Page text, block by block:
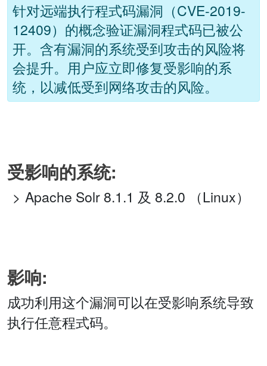
针对远端执行程式码漏洞（CVE-2019-
12409）的概念验证漏洞程式码已被公
开。含有漏洞的系统受到攻击的风险将
会提升。用户应立即修复受影响的系
统，以减低受到网络攻击的风险。
受影响的系统:
Apache Solr 8.1.1 及 8.2.0 （Linux）
影响:
成功利用这个漏洞可以在受影响系统导致
执行任意程式码。